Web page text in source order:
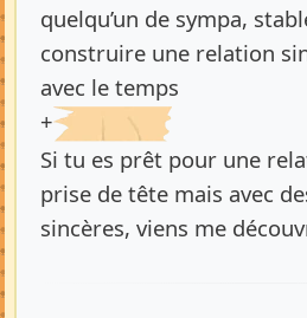
quelqu’un de sympa,
construire une relation
avec le temps
+
Si tu es prêt pour une
prise de tête mais avec
sincères, viens me